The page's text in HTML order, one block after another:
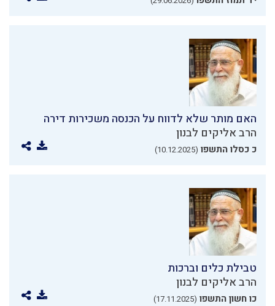
האם מותר שלא לדווח על הכנסה משכירות דירה
הרב אליקים לבנון
כ כסלו התשפו (10.12.2025)
טבילת כלים וברכות
הרב אליקים לבנון
כו חשון התשפו (17.11.2025)